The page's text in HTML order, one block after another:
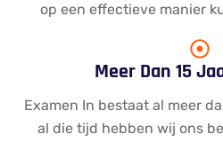
op een effectieve manier
Meer Dan 15
Examen In bestaat al meer
al die tijd hebben wij ons